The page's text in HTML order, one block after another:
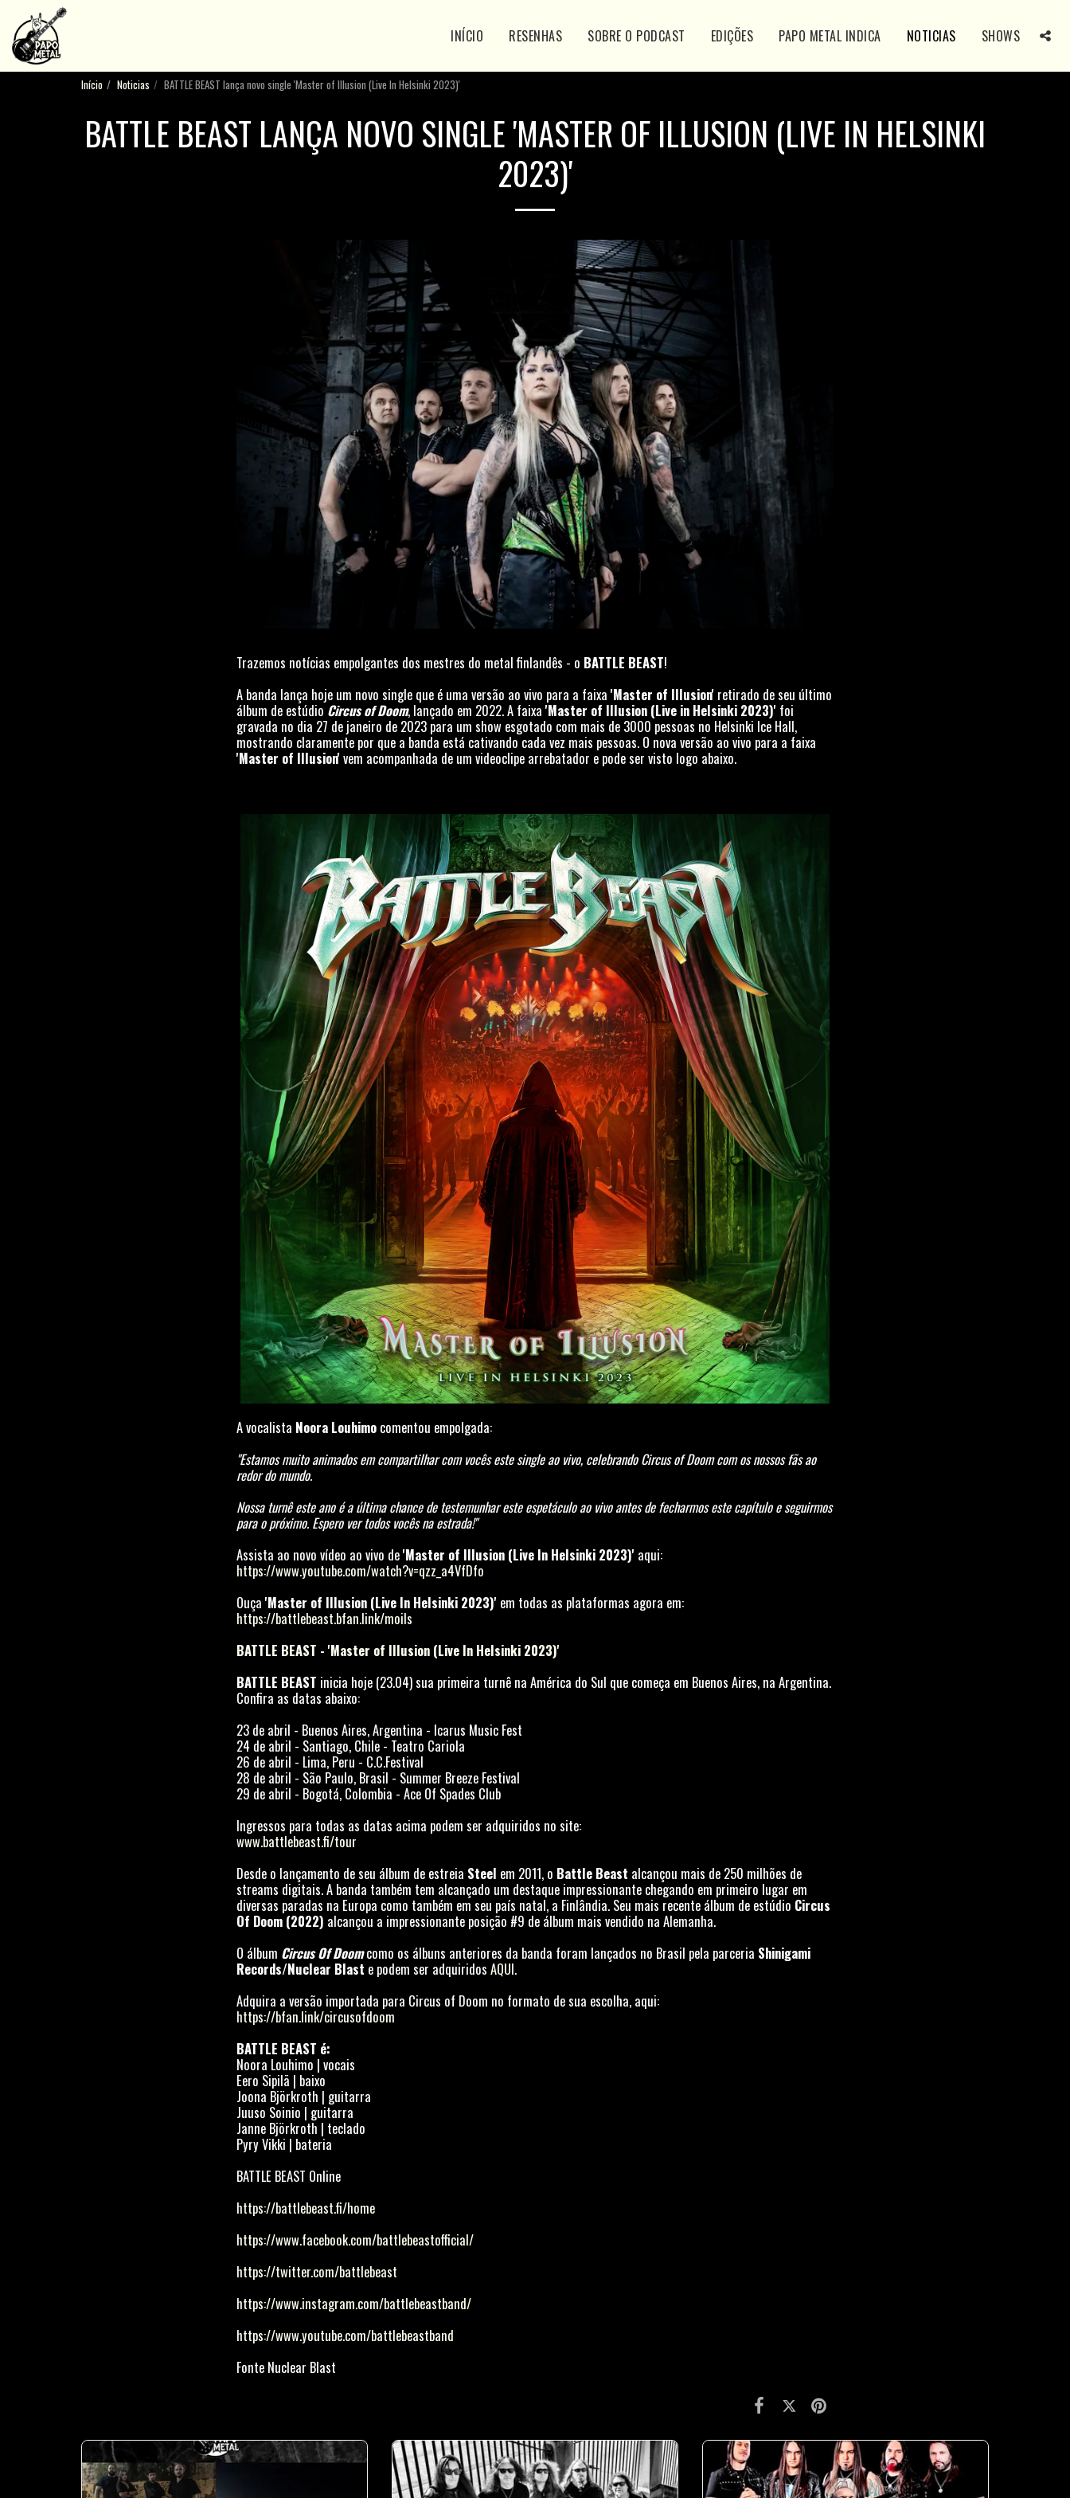
INÍCIO RESENHAS SOBRE O PODCAST EDIÇÕES PAPO METAL INDICA NOTICIAS SHOWS
Início Noticias BATTLE BEAST lança novo single 'Master of Illusion (Live In Helsinki 2023)'
BATTLE BEAST LANÇA NOVO SINGLE 'MASTER OF ILLUSION (LIVE IN HELSINKI
2023)'
Trazemos notícias empolgantes dos mestres do metal finlandês - o BATTLE BEAST!
A banda lança hoje um novo single que é uma versão ao vivo para a faixa 'Master of Illusion' retirado de seu último
álbum de estúdio Circus of Doom, lançado em 2022. A faixa 'Master of Illusion (Live in Helsinki 2023)' foi
gravada no dia 27 de janeiro de 2023 para um show esgotado com mais de 3000 pessoas no Helsinki Ice Hall,
mostrando claramente por que a banda está cativando cada vez mais pessoas. O nova versão ao vivo para a faixa
'Master of Illusion'vem acompanhada de um videoclipe arrebatador e pode ser visto logo abaixo.
A vocalista Noora Louhimo comentou empolgada:
"Estamos muito animados em compartilhar com vocês este single ao vivo, celebrando Circus of Doom com os nossos fãs ao
redor do mundo.
Nossa turnê este ano é a última chance de testemunhar este espetáculo ao vivo antes de fecharmos este capítulo e seguirmos
para o próximo. Espero ver todos vocês na estrada!"
Assista ao novo vídeo ao vivo de'Master of Illusion (Live In Helsinki 2023)' aqui:
https://www.youtube.com/watch?v=qzz_a4VfDfo
Ouça 'Master of Illusion (Live In Helsinki 2023)' em todas as plataformas agora em:
https://battlebeast.bfan.link/moils
BATTLE BEAST - 'Master of Illusion (Live In Helsinki 2023)'
BATTLE BEAST inicia hoje (23.04) sua primeira turnê na América do Sul que começa em Buenos Aires, na Argentina.
Confira as datas abaixo:
23 de abril - Buenos Aires, Argentina - Icarus Music Fest
24 de abril - Santiago, Chile - Teatro Cariola
26 de abril - Lima, Peru - C.C.Festival
28 de abril - São Paulo, Brasil - Summer Breeze Festival
29 de abril - Bogotá, Colombia - Ace Of Spades Club
Ingressos para todas as datas acima podem ser adquiridos no site:
www.battlebeast.fi/tour
Desde o lançamento de seu álbum de estreia Steel em 2011, o Battle Beast alcançou mais de 250 milhões de
streams digitais. A banda também tem alcançado um destaque impressionante chegando em primeiro lugar em
diversas paradas na Europa como também em seu país natal, a Finlândia. Seu mais recente álbum de estúdio Circus
Of Doom (2022) alcançou a impressionante posição #9 de álbum mais vendido na Alemanha.
O álbum Circus Of Doomcomo os álbuns anteriores da banda foram lançados no Brasil pela parceria Shinigami
Records/Nuclear Blast e podem ser adquiridos AQUI.
Adquira a versão importada para Circus of Doom no formato de sua escolha, aqui:
https://bfan.link/circusofdoom
BATTLE BEAST é:
Noora Louhimo | vocais
Eero Sipilä | baixo
Joona Björkroth | guitarra
Juuso Soinio | guitarra
Janne Björkroth | teclado
Pyry Vikki | bateria
BATTLE BEAST Online
https://battlebeast.fi/home
https://www.facebook.com/battlebeastofficial/
https://twitter.com/battlebeast
https://www.instagram.com/battlebeastband/
https://www.youtube.com/battlebeastband
Fonte Nuclear Blast